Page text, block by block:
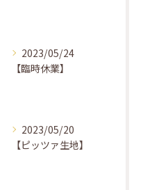
2023/05/24
【臨時休業】
2023/05/20
【ピッツァ生地】